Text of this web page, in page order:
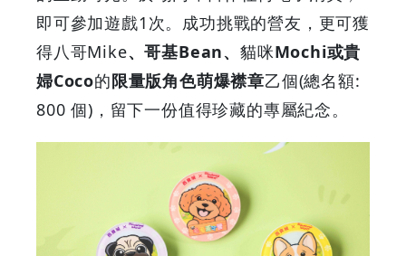
即可參加遊戲1次。成功挑戰的營友，更可獲
得八哥Mike、哥基Bean、貓咪Mochi或貴
婦Coco的限量版角色萌爆襟章乙個(總名額:
800 個)，留下一份值得珍藏的專屬紀念。